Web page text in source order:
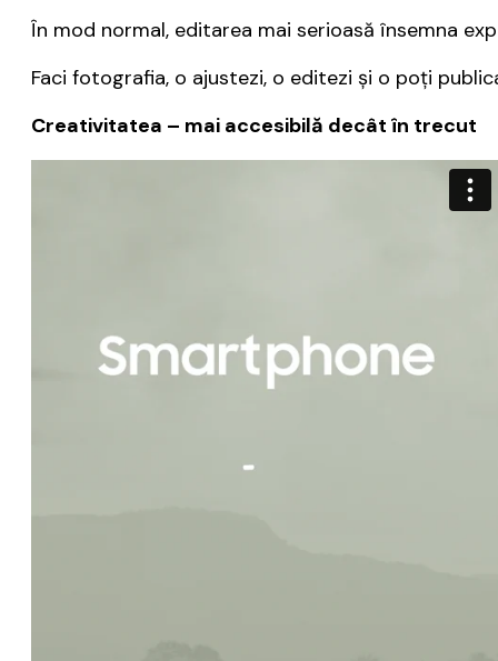
În mod normal, editarea mai serioasă însemna
Faci fotografia, o ajustezi, o editezi și o poți
Creativitatea – mai accesibilă decât în trecut